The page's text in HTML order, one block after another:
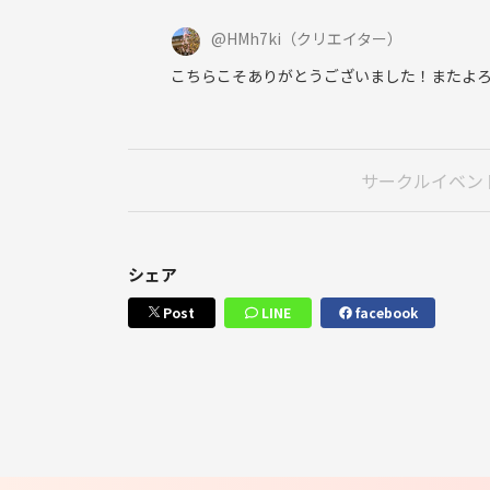
@HMh7ki （クリエイター）
こちらこそありがとうございました！またよ
サークルイベ
シェア
Post LINE facebook